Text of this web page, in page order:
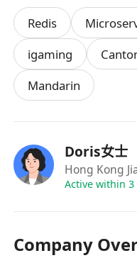
Redis
igaming
Mandarin
Doris女士
Hong Kong
Active within 3
Company